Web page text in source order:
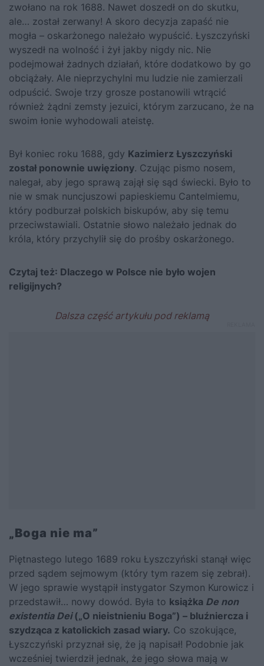
zwołano na rok 1688. Nawet doszedł on do skutku,
ale… został zerwany! A skoro decyzja zapaść nie
mogła – oskarżonego należało wypuścić. Łyszczyński
wyszedł na wolność i żył jakby nigdy nic. Nie
podejmował żadnych działań, które dodatkowo by go
obciążały. Ale nieprzychylni mu ludzie nie zamierzali
odpuścić. Swoje trzy grosze postanowili wtrącić
również żądni zemsty jezuici, którym zarzucano, że na
swoim łonie wyhodowali ateistę.
Był koniec roku 1688, gdy Kazimierz Łyszczyński
został ponownie uwięziony. Czując pismo nosem,
nalegał, aby jego sprawą zajął się sąd świecki. Było to
nie w smak nuncjuszowi papieskiemu Cantelmiemu,
który podburzał polskich biskupów, aby się temu
przeciwstawiali. Ostatnie słowo należało jednak do
króla, który przychylił się do prośby oskarżonego.
Czytaj też: Dlaczego w Polsce nie było wojen
religijnych?
„Boga nie ma”
Piętnastego lutego 1689 roku Łyszczyński stanął więc
przed sądem sejmowym (który tym razem się zebrał).
W jego sprawie wystąpił instygator Szymon Kurowicz i
przedstawił… nowy dowód. Była to książka De non
existentia Dei(„O nieistnieniu Boga”) – bluźniercza i
szydząca z katolickich zasad wiary. Co szokujące,
Łyszczyński przyznał się, że ją napisał! Podobnie jak
wcześniej twierdził jednak, że jego słowa mają w